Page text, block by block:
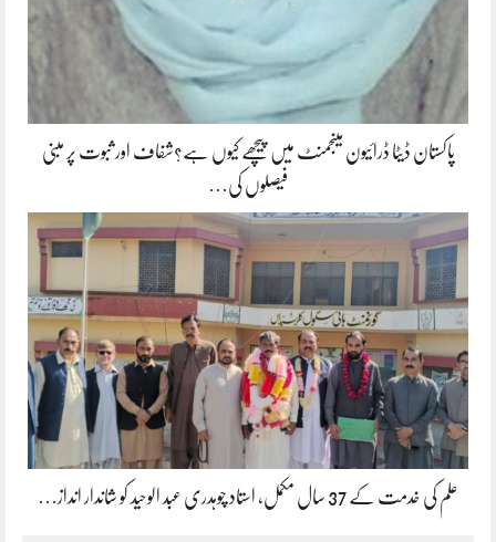
پاکستان ڈیٹا ڈرائیون مینجمنٹ میں پیچھے کیوں ہے؟شفاف اور ثبوت پر مبنی
فیصلوں کی…
علم کی خدمت کے 37 سال مکمل، استاد چوہدری عبد الوحید کو شاندار انداز…